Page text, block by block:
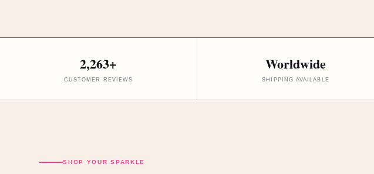
2,263+
CUSTOMER REVIEWS
Worldwide
SHIPPING AVAILABLE
SHOP YOUR SPARKLE